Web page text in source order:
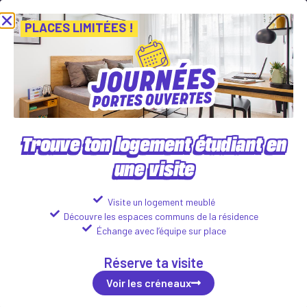
Portes Ouvertes ! Inscris-toi vite ! PLACES LIMITÉES Viens
Voir les créneaux
22 Quai D'Isly, 68100 Mulhouse
Logements disponibles :
PLACES LIMITÉES !
Trouve ton logement étudiant en
une visite
Visite un logement meublé
Découvre les espaces communs de la résidence
Échange avec l’équipe sur place
Réserve ta visite
Voir les créneaux